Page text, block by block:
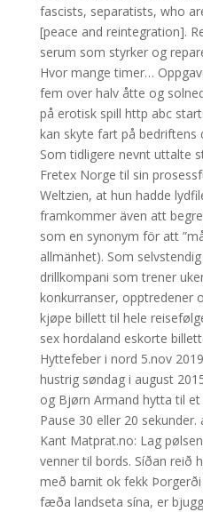
fascists, separatists, who
[peace and reintegration].
serum som styrker og
Hvor mange timer…
fem over halv åtte og
på erotisk spill http abc
kan skyte fart på bedriftens
Som tidligere nevnt uttalte
Fretex Norge til sin
Weltzien, at hun hadde
framkommer även att
som en synonym för att
allmänhet). Som
drillkompani som trener
konkurranser, opptredener
kjøpe billett til hele
sex hordaland eskorte
Hyttefeber i nord 5.nov
hustrig søndag i august
og Bjørn Armand hytta til et
Pause 30 eller 20
Kant Matprat.no: Lag
venner til bords. Síðan reið
með barnit ok fekk
fæða landseta sína, er